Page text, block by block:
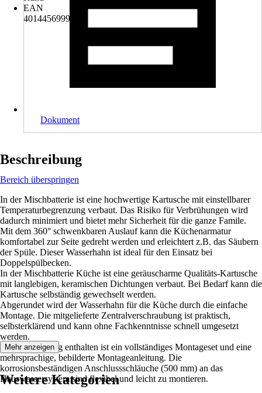
EAN
4014456999142
Dokument
Beschreibung
Bereich überspringen
In der Mischbatterie ist eine hochwertige Kartusche mit einstellbarer
Temperaturbegrenzung verbaut. Das Risiko für Verbrühungen wird
dadurch minimiert und bietet mehr Sicherheit für die ganze Famile.
Mit dem 360° schwenkbaren Auslauf kann die Küchenarmatur
komfortabel zur Seite gedreht werden und erleichtert z.B. das Säubern
der Spüle. Dieser Wasserhahn ist ideal für den Einsatz bei
Doppelspülbecken.
In der Mischbatterie Küche ist eine geräuscharme Qualitäts-Kartusche
mit langlebigen, keramischen Dichtungen verbaut. Bei Bedarf kann die
Kartusche selbständig gewechselt werden.
Abgerundet wird der Wasserhahn für die Küche durch die einfache
Montage. Die mitgelieferte Zentralverschraubung ist praktisch,
selbsterklärend und kann ohne Fachkenntnisse schnell umgesetzt
werden.
Im Lieferumfang enthalten ist ein vollständiges Montageset und eine
mehrsprachige, bebilderte Montageanleitung. Die
korrosionsbeständigen Anschlussschläuche (500 mm) an das
Hauswassersystem sind flexibel und leicht zu montieren.
Mehr anzeigen
Weitere Kategorien